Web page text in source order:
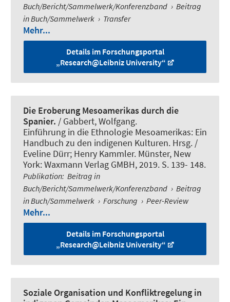
Buch/Bericht/Sammelwerk/Konferenzband › Beitrag
in Buch/Sammelwerk › Transfer
Mehr...
Details im Forschungsportal
„Research@Leibniz University“
Die Eroberung Mesoamerikas durch die
Spanier. / Gabbert, Wolfgang.
Einführung in die Ethnologie Mesoamerikas: Ein
Handbuch zu den indigenen Kulturen. Hrsg. /
Eveline Dürr; Henry Kammler. Münster, New
York: Waxmann Verlag GMBH, 2019. S. 139- 148.
Publikation: Beitrag in
Buch/Bericht/Sammelwerk/Konferenzband › Beitrag
in Buch/Sammelwerk › Forschung › Peer-Review
Mehr...
Details im Forschungsportal
„Research@Leibniz University“
Soziale Organisation und Konfliktregelung in